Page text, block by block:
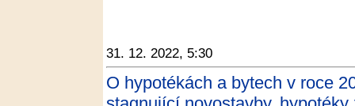
31. 12. 2022, 5:30
O hypotékách a bytech v roce